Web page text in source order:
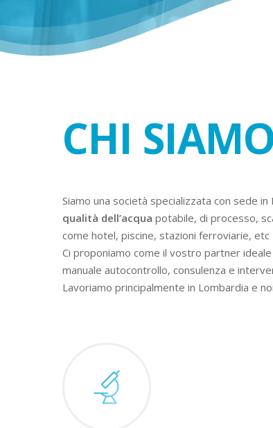
CHI SIAMO
Siamo una società specializzata con sede
qualità dell’acquapotabile, di processo,
come hotel, piscine, stazioni ferroviarie, etc
Ci proponiamo come il vostro partner
manuale autocontrollo, consulenza e
Lavoriamo principalmente in Lombardia e